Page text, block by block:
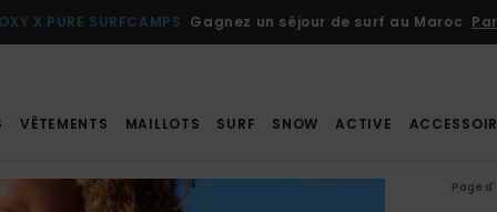
X PURE SURFCAMPS Gagnez un séjour de surf au Maroc
VÊTEMENTS MAILLOTS SURF SNOW ACTIVE
Page